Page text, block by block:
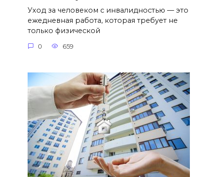
Уход за человеком с инвалидностью — это
ежедневная работа, которая требует не
только физической
0 659